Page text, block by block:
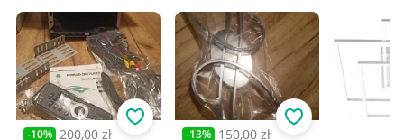
-10% 200,00 zł
Obserwuj
-13% 150,00 zł
Obserwuj